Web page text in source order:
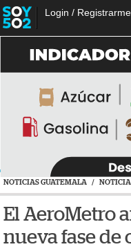
Login / Registrarme
NOTICIAS GUATEMALA /
El AeroMetro
nueva fase de